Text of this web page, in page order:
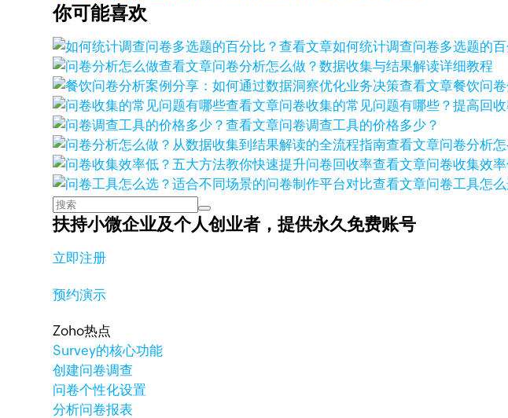
你可能喜欢
查看文章如何统计调查问卷多选题的百
查看文章问卷分析怎么做？数据收集与结果解读详细教程
查看文章餐饮问
查看文章问卷收集的常见问题有哪些？提高回
查看文章问卷调查工具的价格多少？
查看文章问卷分析
查看文章问卷收集效
查看文章问卷工具怎
扶持小微企业及个人创业者，提供永久免费账号
立即注册
预约演示
Zoho热点
Survey的核心功能
创建问卷调查
问卷个性化设置
分析问卷报表